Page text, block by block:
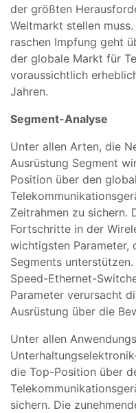
der größten
Weltmarkt stellen
raschen Impfung geht
der globale Markt für
voraussichtlich
Jahren.
Segment-Analyse
Unter allen Arten, die
Ausrüstung Segment
Position über den
Zeitrahmen zu sichern.
Fortschritte in der
wichtigsten Parameter,
Segments
Speed-Ethernet-
Parameter verursacht
Ausrüstung über die
Unter allen
die Top-Position über
sichern. Die